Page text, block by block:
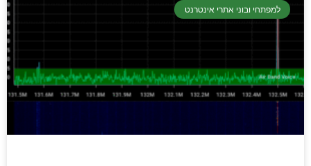
יסודי וחשוב שגם מתכנתים מנוסים לא תמיד
הכנסו עכשיו
למפתחי ובוני אתרי אינטרנט